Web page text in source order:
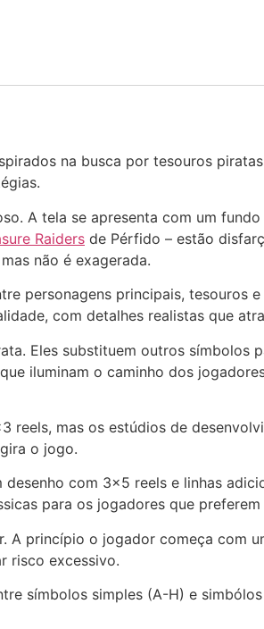
na busca por tesouros
A tela se apresenta com um
Raiders de Pérfido – estão
não é exagerada.
personagens principais, tesouros
com detalhes realistas que
Eles substituem outros símbolos
iluminam o caminho dos
reels, mas os estúdios de
o jogo.
com 3×5 reels e linhas
para os jogadores que
A princípio o jogador começa com
risco excessivo.
símbolos simples (A-H) e